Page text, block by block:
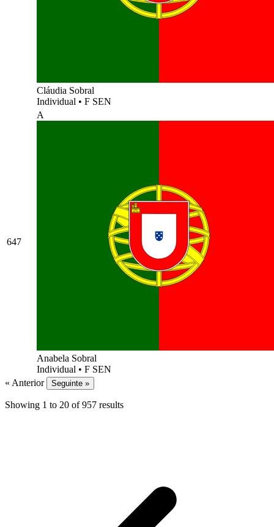
Cláudia Sobral
Individual • F SEN
647
A
Anabela Sobral
Individual • F SEN
« Anterior
Seguinte »
Showing 1 to 20 of 957 results